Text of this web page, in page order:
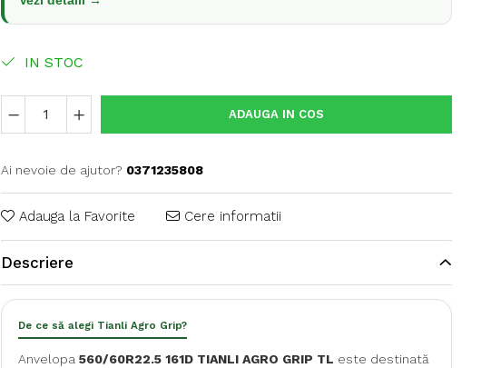
IN STOC
ADAUGA IN COS
Ai nevoie de ajutor? 0371235808
Adauga la Favorite Cere informatii
Descriere
De ce să alegi Tianli Agro Grip?
Anvelopa 560/60R22.5 161D TIANLI AGRO GRIP TL este destinată